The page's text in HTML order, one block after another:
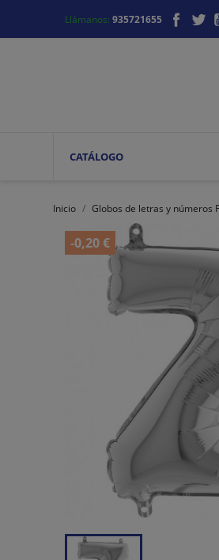
Llámanos:935721655
CATÁLOGO
Inicio Globos de letras y números
-0,20 €